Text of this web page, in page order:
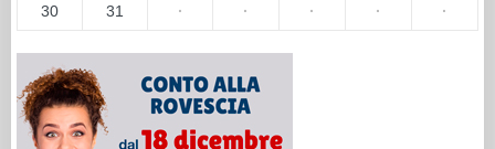
30 31 · · · · ·